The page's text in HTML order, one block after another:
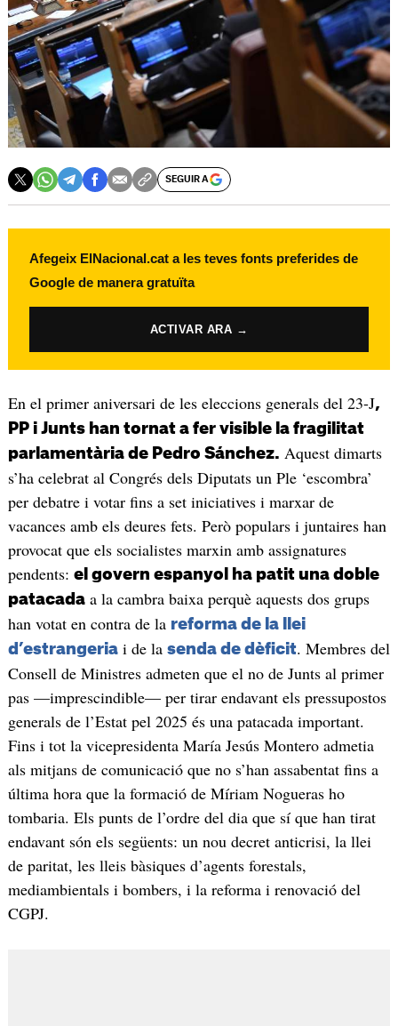
SEGUIR A
Afegeix ElNacional.cat a les teves fonts preferides de
Google de manera gratuïta
ACTIVAR ARA →
En el primer aniversari de les eleccions generals del 23-J,
PP i Junts han tornat a fer visible la fragilitat
parlamentària de Pedro Sánchez. Aquest dimarts
s’ha celebrat al Congrés dels Diputats un Ple ‘escombra’
per debatre i votar fins a set iniciatives i marxar de
vacances amb els deures fets. Però populars i juntaires han
provocat que els socialistes marxin amb assignatures
pendents: el govern espanyol ha patit una doble
patacadaa la cambra baixa perquè aquests dos grups
han votat en contra de la reforma de la llei
d’estrangeriai de la senda de dèficit. Membres del
Consell de Ministres admeten que el no de Junts al primer
pas —imprescindible— per tirar endavant els pressupostos
generals de l’Estat pel 2025 és una patacada important.
Fins i tot la vicepresidenta María Jesús Montero admetia
als mitjans de comunicació que no s’han assabentat fins a
última hora que la formació de Míriam Nogueras ho
tombaria. Els punts de l’ordre del dia que sí que han tirat
endavant són els següents: un nou decret anticrisi, la llei
de paritat, les lleis bàsiques d’agents forestals,
mediambientals i bombers, i la reforma i renovació del
CGPJ.